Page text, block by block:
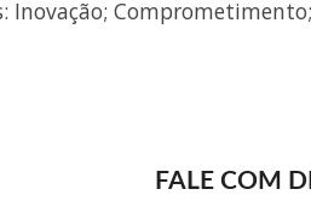
Inovação;
FALE COM